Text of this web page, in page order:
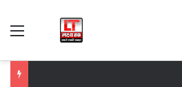
Menu